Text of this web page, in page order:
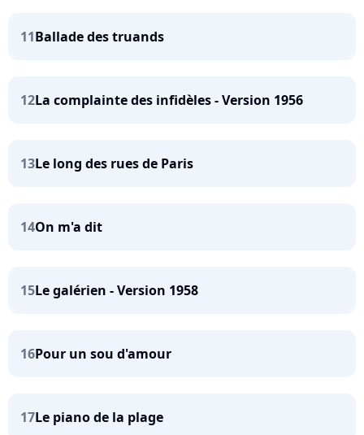
11Ballade des truands
12La complainte des infidèles - Version 1956
13Le long des rues de Paris
14On m'a dit
15Le galérien - Version 1958
16Pour un sou d'amour
17Le piano de la plage